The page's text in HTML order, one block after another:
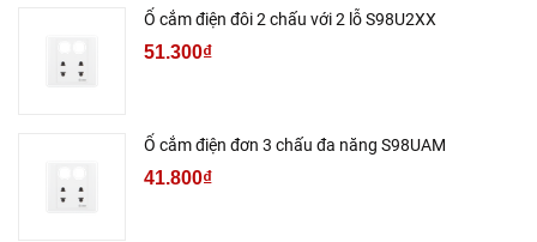
Ổ cắm điện đôi 2 chấu với 2 lỗ S98U2XX
51.300₫
Ổ cắm điện đơn 3 chấu đa năng S98UAM
41.800₫